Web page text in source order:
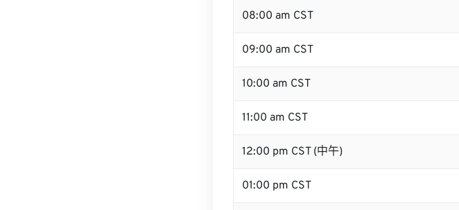
08:00 am CST
09:00 am CST
10:00 am CST
11:00 am CST
12:00 pm CST (中午)
01:00 pm CST